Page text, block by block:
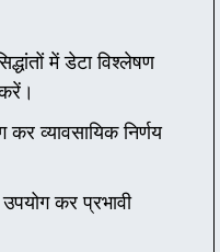
में डेटा विश्लेषण
व्यावसायिक निर्णय
कर प्रभावी